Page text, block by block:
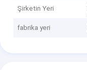
Şirketin Yeri
fabrika yeri